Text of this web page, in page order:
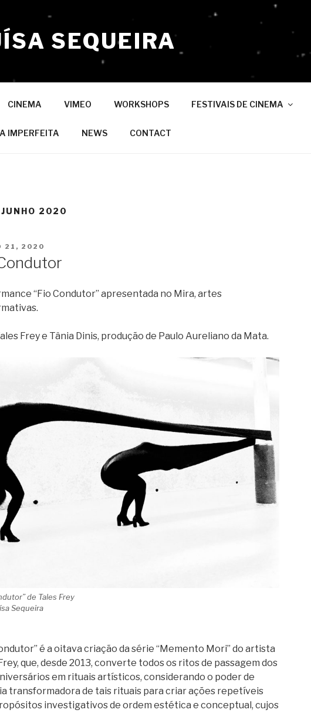
SEQUEIRA
CINEMA VIMEO WORKSHOPS FESTIVAIS DE CINEMA
IMPERFEITA NEWS CONTACT
JUNHO 2020
21, 2020
“Fio Condutor” apresentada no Mira, artes
Frey e Tânia Dinis, produção de Paulo Aureliano da Mata.
de Tales Frey
Sequeira
é a oitava criação da série “Memento Mori” do artista
que, desde 2013, converte todos os ritos de passagem dos
em rituais artísticos, considerando o poder de
transformadora de tais rituais para criar ações repetíveis
investigativos de ordem estética e conceptual, cujos